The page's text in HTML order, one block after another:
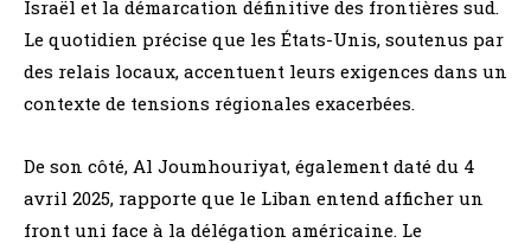
Israël et la démarcation définitive des frontières sud.
Le quotidien précise que les États-Unis, soutenus par
des relais locaux, accentuent leurs exigences dans un
contexte de tensions régionales exacerbées.
De son côté, Al Joumhouriyat, également daté du 4
avril 2025, rapporte que le Liban entend afficher un
front uni face à la délégation américaine. Le